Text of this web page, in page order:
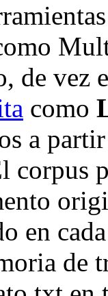
de vez
como
a
corpus
en
de